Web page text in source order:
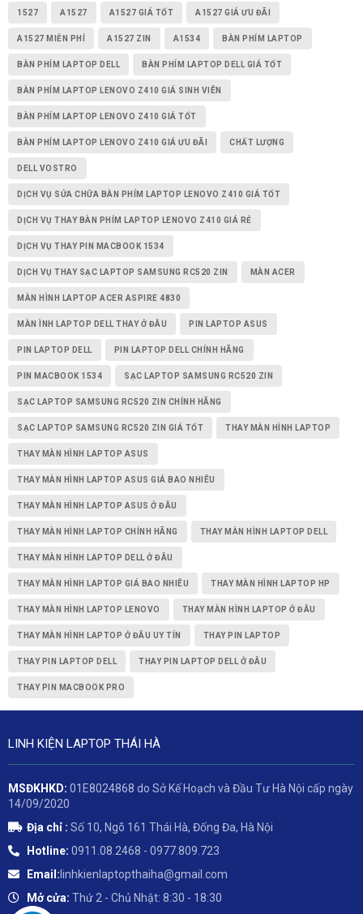
1527 A1527 A1527 GIÁ TỐT A1527 GIÁ ƯU ĐÃI
A1527 MIỄN PHÍ A1527 ZIN A1534 BÀN PHÍM LAPTOP
BÀN PHÍM LAPTOP DELL BÀN PHÍM LAPTOP DELL GIÁ TỐT
BÀN PHÍM LAPTOP LENOVO Z410 GIÁ SINH VIÊN
BÀN PHÍM LAPTOP LENOVO Z410 GIÁ TỐT
BÀN PHÍM LAPTOP LENOVO Z410 GIÁ ƯU ĐÃI CHẤT LƯỢNG
DELL VOSTRO
DỊCH VỤ SỬA CHỮA BÀN PHÍM LAPTOP LENOVO Z410 GIÁ TỐT
DỊCH VỤ THAY BÀN PHÍM LAPTOP LENOVO Z410 GIÁ RẺ
DỊCH VỤ THAY PIN MACBOOK 1534
DỊCH VỤ THAY SẠC LAPTOP SAMSUNG RC520 ZIN MÀN ACER
MÀN HÌNH LAPTOP ACER ASPIRE 4830
MÀN ÌNH LAPTOP DELL THAY Ở ĐÂU PIN LAPTOP ASUS
PIN LAPTOP DELL PIN LAPTOP DELL CHÍNH HÃNG
PIN MACBOOK 1534 SẠC LAPTOP SAMSUNG RC520 ZIN
SẠC LAPTOP SAMSUNG RC520 ZIN CHÍNH HÃNG
SẠC LAPTOP SAMSUNG RC520 ZIN GIÁ TỐT THAY MÀN HÌNH LAPTOP
THAY MÀN HÌNH LAPTOP ASUS
THAY MÀN HÌNH LAPTOP ASUS GIÁ BAO NHIÊU
THAY MÀN HÌNH LAPTOP ASUS Ở ĐÂU
THAY MÀN HÌNH LAPTOP CHÍNH HÃNG THAY MÀN HÌNH LAPTOP DELL
THAY MÀN HÌNH LAPTOP DELL Ở ĐÂU
THAY MÀN HÌNH LAPTOP GIÁ BAO NHIÊU THAY MÀN HÌNH LAPTOP HP
THAY MÀN HÌNH LAPTOP LENOVO THAY MÀN HÌNH LAPTOP Ở ĐÂU
THAY MÀN HÌNH LAPTOP Ở ĐÂU UY TÍN THAY PIN LAPTOP
THAY PIN LAPTOP DELL THAY PIN LAPTOP DELL Ở ĐÂU
THAY PIN MACBOOK PRO
LINH KIỆN LAPTOP THÁI HÀ
MSĐKHKD: 01E8024868 do Sở Kế Hoạch và Đầu Tư Hà Nội cấp ngày
14/09/2020
Địa chỉ : Số 10, Ngõ 161 Thái Hà, Đống Đa, Hà Nội
Hotline: 0911.08.2468 - 0977.809.723
Email:linhkienlaptopthaiha@gmail.com
Mở cửa: Thứ 2 - Chủ Nhật: 8:30 - 18:30